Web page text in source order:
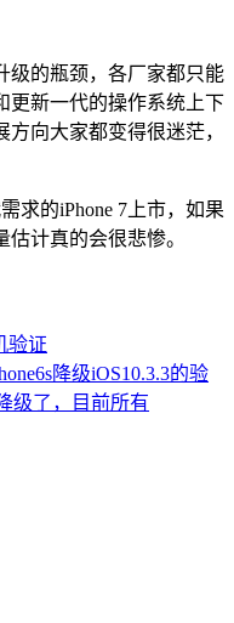
级的瓶颈，各厂家都只能
更新一代的操作系统上下
向大家都变得很迷茫，
求的iPhone 7上市，如果
计真的会很悲惨。
验证
降级iOS10.3.3的验
级了，目前所有